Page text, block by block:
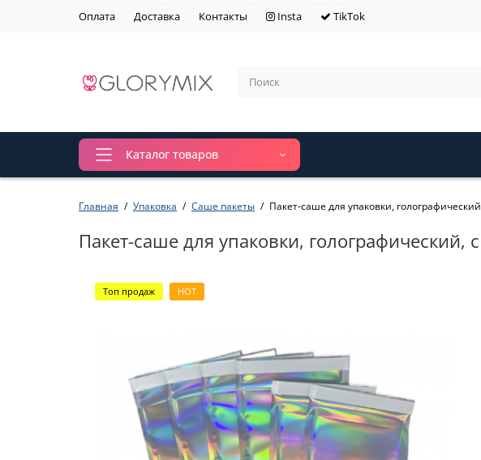
Оплата Доставка Контакты Insta TikTok
Каталог товаров
Главная Упаковка Саше пакеты Пакет-саше для упаковки,
Пакет-саше для упаковки,
Топ продаж HOT